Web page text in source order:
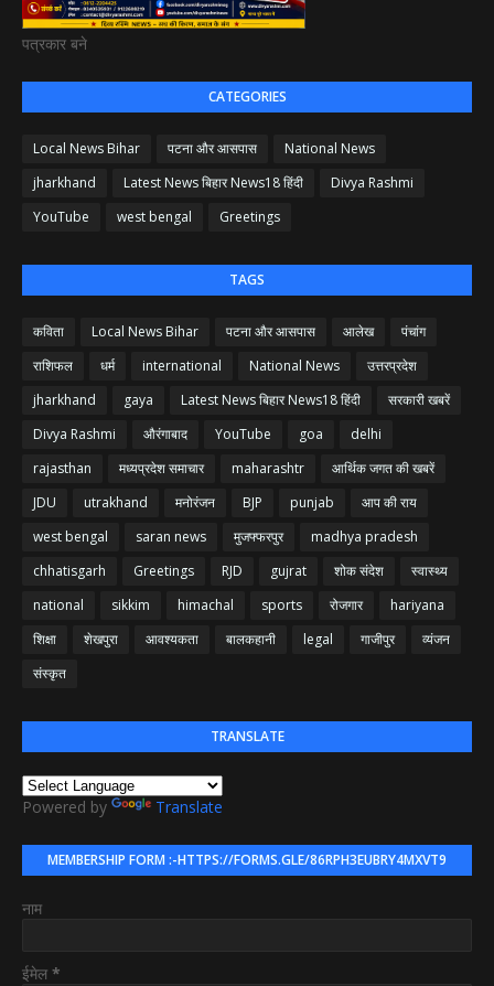
पत्रकार बने
CATEGORIES
Local News Bihar पटना और आसपास
National News
jharkhand
Latest News बिहार News18 हिंदी
Divya Rashmi
YouTube
west bengal Greetings
TAGS
कविता Local News Bihar पटना और आसपास आलेख
पंचांग
राशिफल
धर्म international National News
उत्तरप्रदेश
jharkhand
gaya Latest News बिहार News18 हिंदी
सरकारी खबरें
Divya Rashmi
औरंगाबाद YouTube goa
delhi
rajasthan
मध्यप्रदेश समाचार maharashtr
आर्थिक जगत की खबरें
JDU
utrakhand मनोरंजन BJP punjab
आप की राय
west bengal
saran news मुजफ्फरपुर
madhya pradesh
chhatisgarh
Greetings RJD gujrat शोक संदेश
स्वास्थ्य
national
sikkim himachal sports रोजगार
hariyana
शिक्षा
शेखपुरा आवश्यकता बालकहानी legal गाजीपुर
व्यंजन
संस्कृत
TRANSLATE
Powered by Translate
MEMBERSHIP FORM :-HTTPS://FORMS.GLE/86RPH3EUBRY4MXVT9
नाम
ईमेल *